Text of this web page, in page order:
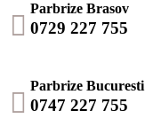

Parbrize Brasov
0729 227 755

Parbrize Bucuresti
0747 227 755